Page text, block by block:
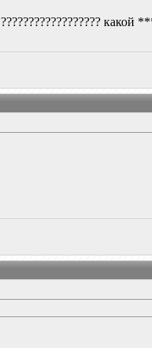
какой